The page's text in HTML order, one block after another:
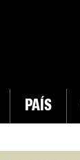
PAÍS